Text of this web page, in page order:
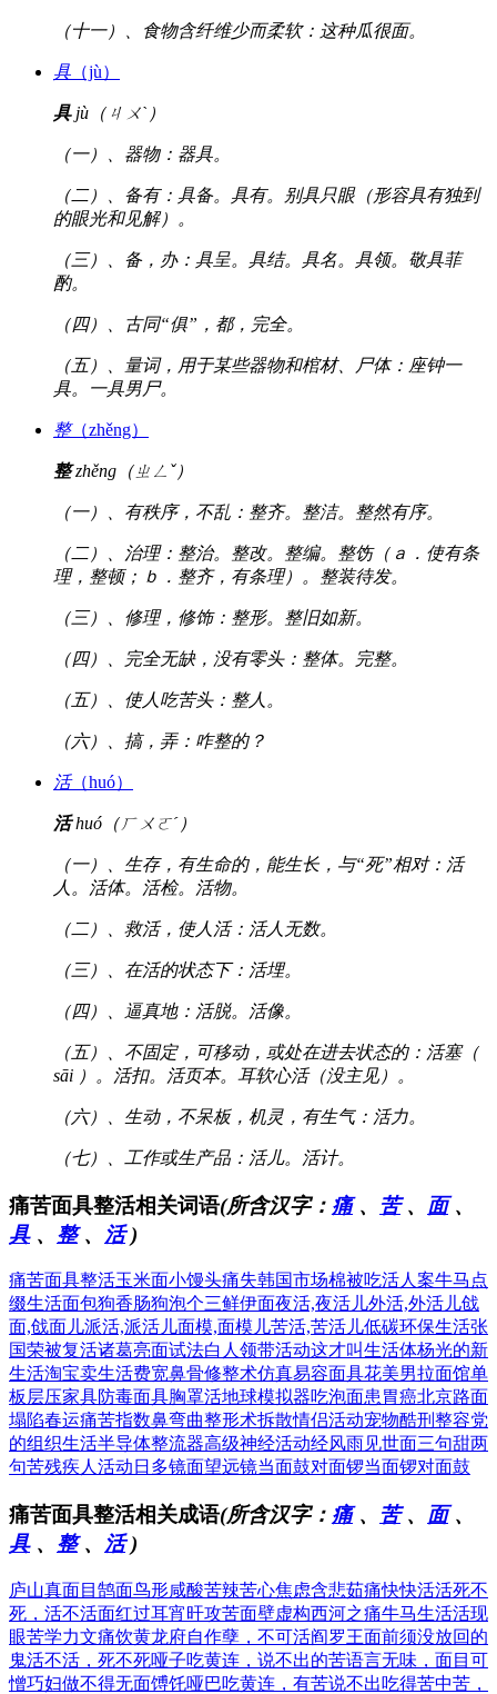
（十一）、食物含纤维少而柔软：这种瓜很面。
具 （jù）
具jù（ㄐㄨˋ）
（一）、器物：器具。
（二）、备有：具备。具有。别具只眼（形容具有独到
的眼光和见解）。
（三）、备，办：具呈。具结。具名。具领。敬具菲
酌。
（四）、古同“俱”，都，完全。
（五）、量词，用于某些器物和棺材、尸体：座钟一
具。一具男尸。
整（zhěng）
整zhěng（ㄓㄥˇ）
（一）、有秩序，不乱：整齐。整洁。整然有序。
（二）、治理：整治。整改。整编。整饬（ａ．使有条
理，整顿；ｂ．整齐，有条理）。整装待发。
（三）、修理，修饰：整形。整旧如新。
（四）、完全无缺，没有零头：整体。完整。
（五）、使人吃苦头：整人。
（六）、搞，弄：咋整的？
活（huó）
活huó（ㄏㄨㄛˊ）
（一）、生存，有生命的，能生长，与“死”相对：活
人。活体。活检。活物。
（二）、救活，使人活：活人无数。
（三）、在活的状态下：活埋。
（四）、逼真地：活脱。活像。
（五）、不固定，可移动，或处在进去状态的：活塞（
sāi ）。活扣。活页本。耳软心活（没主见）。
（六）、生动，不呆板，机灵，有生气：活力。
（七）、工作或生产品：活儿。活计。
痛苦面具整活相关词语(所含汉字： 痛、 苦、 面、
具、 整、 活)
痛苦面具整活玉米面小馒头痛失韩国市场棉被吃活人案牛马点
缀生活面包狗香肠狗泡个三鲜伊面夜活,夜活儿外活,外活儿戗
面,戗面儿派活,派活儿面模,面模儿苦活,苦活儿低碳环保生活张
国荣被复活诸葛亮面试法白人领带活动这才叫生活体杨光的新
生活淘宝卖生活费宽鼻骨修整术仿真易容面具花美男拉面馆单
板层压家具防毒面具胸罩活地球模拟器吃泡面患胃癌北京路面
塌陷春运痛苦指数鼻弯曲整形术拆散情侣活动宠物酷刑整容党
的组织生活半导体整流器高级神经活动经风雨见世面三句甜两
句苦残疾人活动日 多镜面望远镜当面鼓对面锣当面锣对面鼓
痛苦面具整活相关成语(所含汉字： 痛、 苦、 面、
具、 整、 活)
庐山真面目 鹄面鸟形咸酸苦辣苦心焦虑含悲茹痛快快活活死不
死，活不活面红过耳宵旰攻苦面壁虚构西河之痛牛马生活活现
眼苦学力文痛饮黄龙府自作孽，不可活阎罗王面前须没放回的
鬼活不活，死不死哑子吃黄连，说不出的苦语言无味，面目可
憎巧妇做不得无面馎饦哑巴吃黄连，有苦说不出吃得苦中苦，